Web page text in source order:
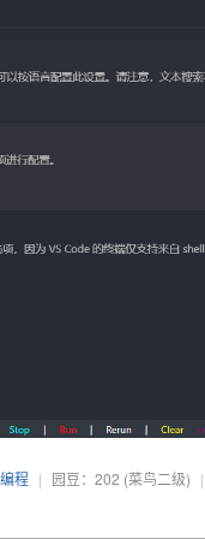
程 | 园豆：202 (菜鸟二级) |